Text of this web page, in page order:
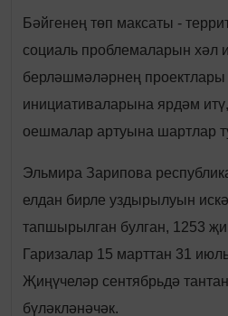
Бәйгенең төп максаты -
социаль проблемаларын хәл
берләшмәләрнең
инициативаларына ярдәм
оешмалар артуына шартлар
Эльмира Зарипова
елдан бирле уздырылуын
тапшырылган булган, 1253
Гаризалар 15 марттан 31
Җиңүчеләр сентябрьдә
бүләкләнәчәк.